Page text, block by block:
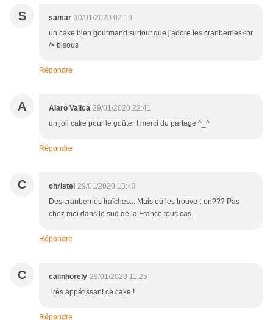
S samar 30/01/2020 02:19
un cake bien gourmand surtout que j'adore les cranberries<br
/> bisous
Répondre
A Alaro Vallca 29/01/2020 22:41
un joli cake pour le goûter ! merci du partage ^_^
Répondre
C christel 29/01/2020 13:43
Des cranberries fraîches... Mais où les trouve t-on??? Pas
chez moi dans le sud de la France tous cas...
Répondre
C calinhorely 29/01/2020 11:25
Très appétissant ce cake !
Répondre